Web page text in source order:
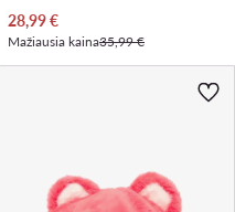
Dabartinė kaina
28,99€
Mažiausia kaina35,99 €